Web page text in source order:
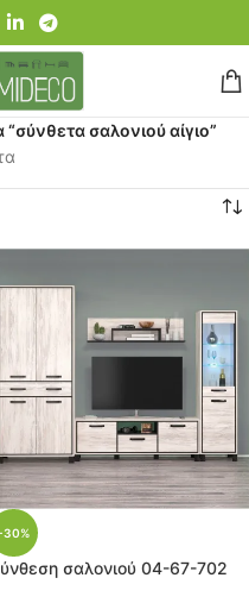
σαλονιού αίγιο”
30%
σαλονιού 04-67-702